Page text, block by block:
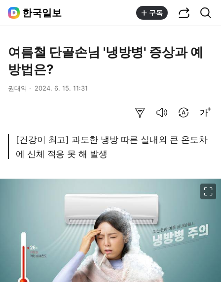
한국일보 구독
여름철 단골손님 '냉방병' 증상과 예
방법은?
권대익 2024. 6. 15. 11:31
[건강이 최고] 과도한 냉방 따른 실내외 큰 온도차
에 신체 적응 못 해 발생